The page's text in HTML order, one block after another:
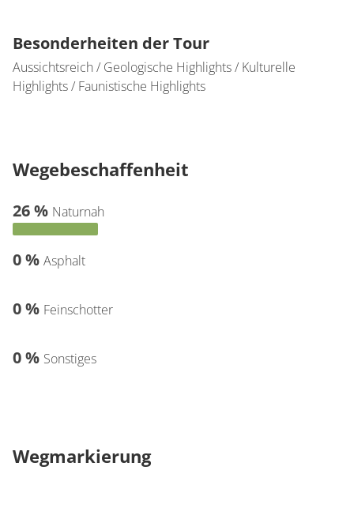
Besonderheiten der Tour
Aussichtsreich / Geologische Highlights / Kulturelle
Highlights / Faunistische Highlights
Wegebeschaffenheit
26 % Naturnah
0 % Asphalt
0 % Feinschotter
0 % Sonstiges
Wegmarkierung